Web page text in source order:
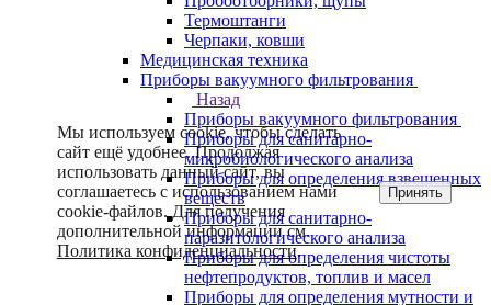
Термоштанги
Черпаки, ковши
Медицинская техника
Приборы вакуумного фильтрования
Назад
Приборы вакуумного фильтрования
Приборы для санитарно-
микробиологического анализа
Приборы для определения взвешенных
веществ
Приборы для санитарно-
паразитологического анализа
Приборы для определения чистоты
нефтепродуктов, топлив и масел
Приборы для определения мутности и
Мы используем cookie, чтобы сделать
сайт ещё удобнее. Продолжая
использовать данный сайт, вы
соглашаетесь с использованием нами
cookie-файлов. Для получения
дополнительной информации см.
Политика конфиденциальности.
Принять